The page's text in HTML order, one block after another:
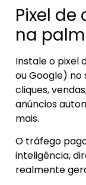
Pixel
na
Instale o pixel
ou Google) no
cliques,
anúncios
mais.
O tráfego
inteligência,
realmente